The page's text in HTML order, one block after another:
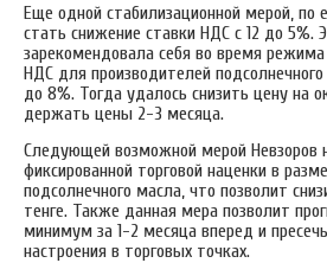
Еще одной стабилизационной мерой, по
стать снижение ставки НДС с 12 до 5%.
зарекомендовала себя во время
НДС для производителей
до 8%. Тогда удалось снизить цену на
держать цены 2-3 месяца.
Следующей возможной мерой Невзоров
фиксированной торговой наценки в
подсолнечного масла, что позволит
тенге. Также данная мера позволит
минимум за 1-2 месяца вперед и
настроения в торговых точках.